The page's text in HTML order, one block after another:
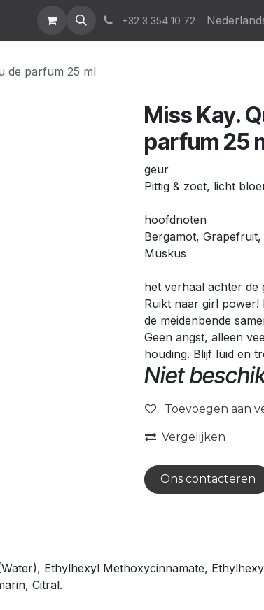
News & Events Who We Are Contact
+32 3 354 10 72
de parfum 25 ml
Miss Kay.
parfum 25
geur
Pittig & zoet, licht
hoofdnoten
Bergamot,
Muskus
het verhaal achter de
Ruikt naar girl power!
de meidenbende
Geen angst, alleen
houding. Blijf luid en
Niet
Toevoegen aan
Vergelijken
Ons contacteren
Ethylhexyl Methoxycinnamate,
Citral.